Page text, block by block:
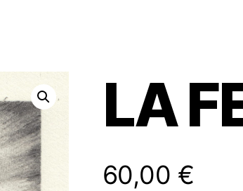
LA
60,00 €